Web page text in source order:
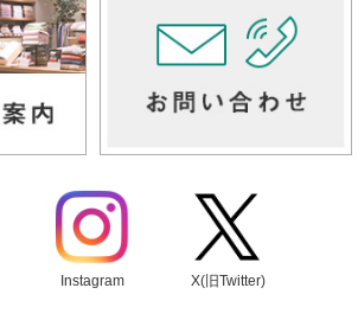
Instagram X(旧Twitter)